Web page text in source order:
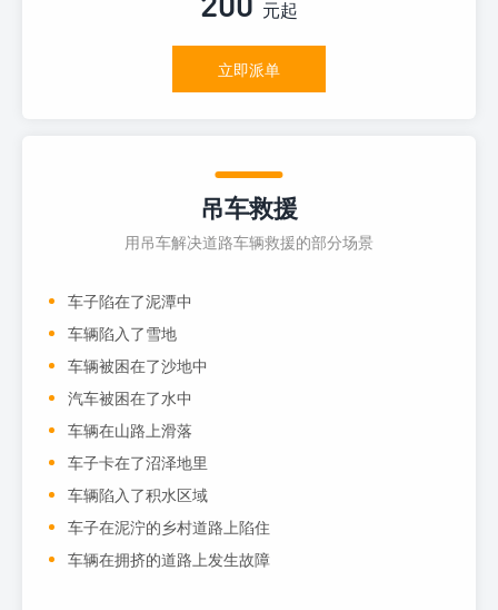
元起
立即派单
吊车救援
用吊车解决道路车辆救援的部分场景
车子陷在了泥潭中
车辆陷入了雪地
车辆被困在了沙地中
汽车被困在了水中
车辆在山路上滑落
车子卡在了沼泽地里
车辆陷入了积水区域
车子在泥泞的乡村道路上陷住
车辆在拥挤的道路上发生故障